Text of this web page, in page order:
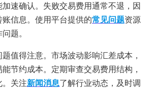
速确认。失败交易费用通常不退，因
信息。使用平台提供的常见问题资源
题。
值得注意。市场波动影响汇差成本，
节约成本。定期审查交易费用结构，
。关注新闻消息了解行业动态，及时调